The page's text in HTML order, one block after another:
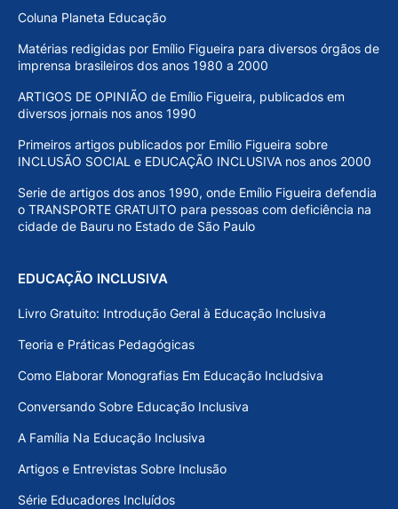
Coluna Planeta Educação
Matérias redigidas por Emílio Figueira para diversos órgãos de
imprensa brasileiros dos anos 1980 a 2000
ARTIGOS DE OPINIÃO de Emílio Figueira, publicados em
diversos jornais nos anos 1990
Primeiros artigos publicados por Emílio Figueira sobre
INCLUSÃO SOCIAL e EDUCAÇÃO INCLUSIVA nos anos 2000
Serie de artigos dos anos 1990, onde Emílio Figueira defendia
o TRANSPORTE GRATUITO para pessoas com deficiência na
cidade de Bauru no Estado de São Paulo
EDUCAÇÃO INCLUSIVA
Livro Gratuito: Introdução Geral à Educação Inclusiva
Teoria e Práticas Pedagógicas
Como Elaborar Monografias Em Educação Includsiva
Conversando Sobre Educação Inclusiva
A Família Na Educação Inclusiva
Artigos e Entrevistas Sobre Inclusão
Série Educadores Incluídos